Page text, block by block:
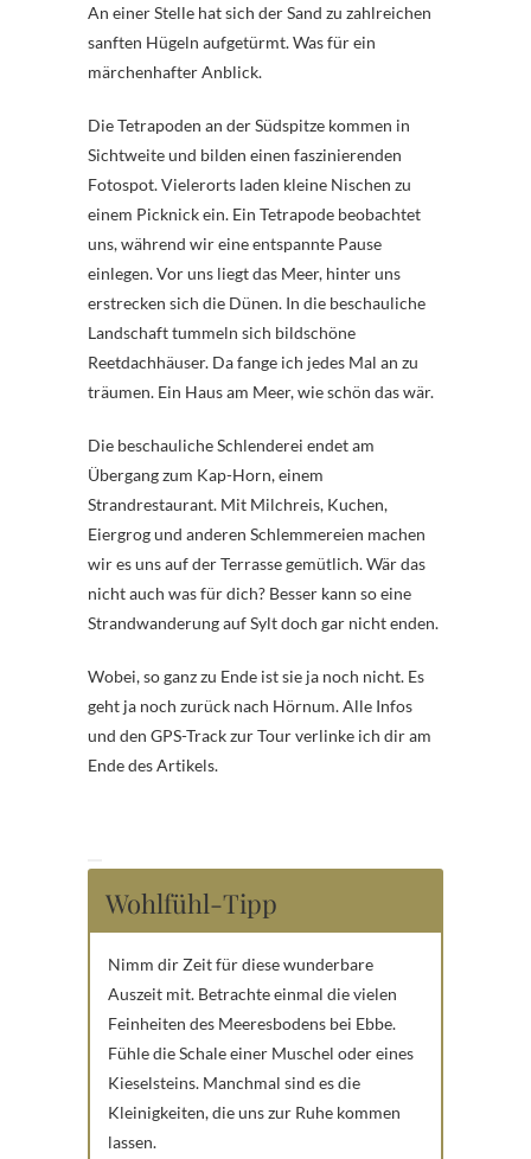
An einer Stelle hat sich der Sand zu zahlreichen
sanften Hügeln aufgetürmt. Was für ein
märchenhafter Anblick.
Die Tetrapoden an der Südspitze kommen in
Sichtweite und bilden einen faszinierenden
Fotospot. Vielerorts laden kleine Nischen zu
einem Picknick ein. Ein Tetrapode beobachtet
uns, während wir eine entspannte Pause
einlegen. Vor uns liegt das Meer, hinter uns
erstrecken sich die Dünen. In die beschauliche
Landschaft tummeln sich bildschöne
Reetdachhäuser. Da fange ich jedes Mal an zu
träumen. Ein Haus am Meer, wie schön das wär.
Die beschauliche Schlenderei endet am
Übergang zum Kap-Horn, einem
Strandrestaurant. Mit Milchreis, Kuchen,
Eiergrog und anderen Schlemmereien machen
wir es uns auf der Terrasse gemütlich. Wär das
nicht auch was für dich? Besser kann so eine
Strandwanderung auf Sylt doch gar nicht enden.
Wobei, so ganz zu Ende ist sie ja noch nicht. Es
geht ja noch zurück nach Hörnum. Alle Infos
und den GPS-Track zur Tour verlinke ich dir am
Ende des Artikels.
Wohlfühl-Tipp
Nimm dir Zeit für diese wunderbare
Auszeit mit. Betrachte einmal die vielen
Feinheiten des Meeresbodens bei Ebbe.
Fühle die Schale einer Muschel oder eines
Kieselsteins. Manchmal sind es die
Kleinigkeiten, die uns zur Ruhe kommen
lassen.